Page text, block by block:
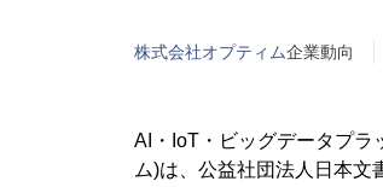
株式会社オプティム企業動向
AI・IoT・ビッグデータプラ
ム)は、公益社団法人日本文